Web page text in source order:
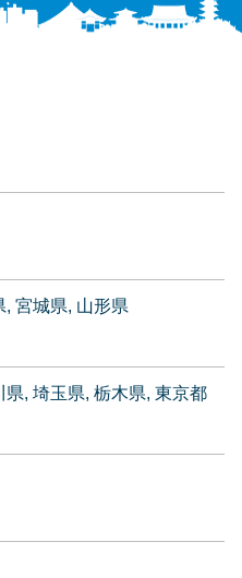
宮城県 山形県
県 埼玉県 栃木県 東京都